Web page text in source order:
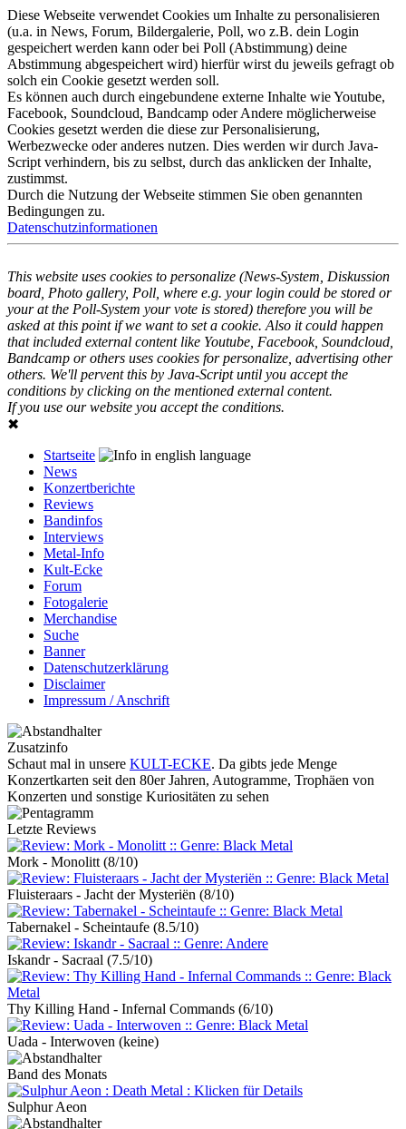
Diese Webseite verwendet Cookies um Inhalte zu personalisieren
(u.a. in News, Forum, Bildergalerie, Poll, wo z.B. dein Login
gespeichert werden kann oder bei Poll (Abstimmung) deine
Abstimmung abgespeichert wird) hierfür wirst du jeweils gefragt ob
solch ein Cookie gesetzt werden soll.
Es können auch durch eingebundene externe Inhalte wie Youtube,
Facebook, Soundcloud, Bandcamp oder Andere möglicherweise
Cookies gesetzt werden die diese zur Personalisierung,
Werbezwecke oder anderes nutzen. Dies werden wir durch Java-
Script verhindern, bis zu selbst, durch das anklicken der Inhalte,
zustimmst.
Durch die Nutzung der Webseite stimmen Sie oben genannten
Bedingungen zu.
Datenschutzinformationen
This website uses cookies to personalize (News-System, Diskussion
board, Photo gallery, Poll, where e.g. your login could be stored or
your at the Poll-System your vote is stored) therefore you will be
asked at this point if we want to set a cookie. Also it could happen
that included external content like Youtube, Facebook, Soundcloud,
Bandcamp or others uses cookies for personalize, advertising other
others. We'll pervent this by Java-Script until you accept the
conditions by clicking on the mentioned external content.
If you use our website you accept the conditions.
✖
Startseite
News
Konzertberichte
Reviews
Bandinfos
Interviews
Metal-Info
Kult-Ecke
Forum
Fotogalerie
Merchandise
Suche
Banner
Datenschutzerklärung
Disclaimer
Impressum / Anschrift
Zusatzinfo
Schaut mal in unsere KULT-ECKE. Da gibts jede Menge
Konzertkarten seit den 80er Jahren, Autogramme, Trophäen von
Konzerten und sonstige Kuriositäten zu sehen
Letzte Reviews
Mork - Monolitt (8/10)
Fluisteraars - Jacht der Mysteriën (8/10)
Tabernakel - Scheintaufe (8.5/10)
Iskandr - Sacraal (7.5/10)
Thy Killing Hand - Infernal Commands (6/10)
Uada - Interwoven (keine)
Band des Monats
Sulphur Aeon